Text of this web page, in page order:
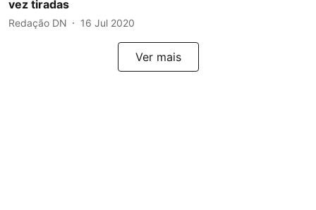
vez tiradas
Redação DN 16 Jul 2020
Ver mais